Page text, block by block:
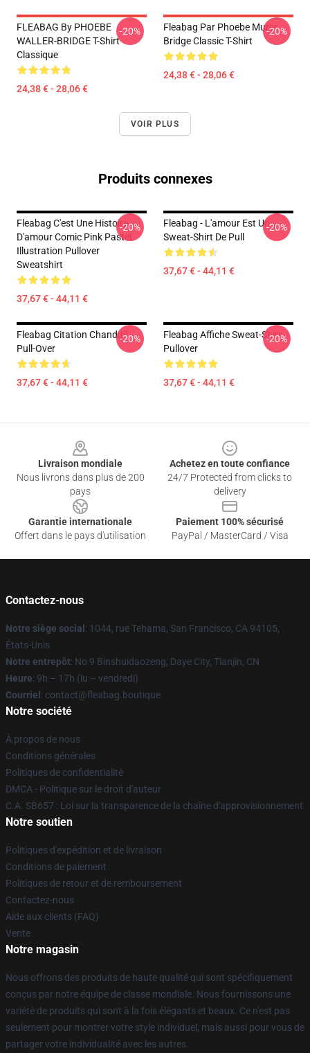
FLEABAG By PHOEBE
WALLER-BRIDGE T-Shirt
Classique
24,38 € - 28,06 €
-20%
Fleabag Par Phoebe Murer
Bridge Classic T-Shirt
24,38 € - 28,06 €
-20%
VOIR PLUS
Produits connexes
Fleabag C'est Une Histoire
D'amour Comic Pink Pastel
Illustration Pullover
Sweatshirt
37,67 € - 44,11 €
-20%
Fleabag - L'amour Est Un
Sweat-Shirt De Pull
37,67 € - 44,11 €
-20%
Fleabag Citation Chandail
Pull-Over
37,67 € - 44,11 €
-20%
Fleabag Affiche Sweat-Shirt
Pullover
37,67 € - 44,11 €
-20%
Livraison mondiale
Nous livrons dans plus de 200
pays
Achetez en toute confiance
24/7 Protected from clicks to
delivery
Garantie internationale
Offert dans le pays d'utilisation
Paiement 100% sécurisé
PayPal / MasterCard / Visa
Contactez-nous
Notre siège social : 1044, rue Tehama, San Francisco, CA 94105,
États-Unis
Notre entrepôt: No 9 Binshuidaozeng, Daye City, Tianjin, CN
Heure: 9h – 17h (lu – vendredi)
Courriel : contact@fleabag.boutique
Notre société
À propos de nous
Conditions générales
Politiques de confidentialité
DMCA - Politique sur le droit d'auteur
C.A. SB657 : Loi sur la transparence de la chaîne d'approvisionnement
Notre soutien
Politiques d'expédition et de livraison
Conditions de paiement
Politiques de retour et de remboursement
Contactez-nous
Aide aux clients (FAQ)
Vente
Notre magasin
Nous offrons des produits de haute qualité qui sont spécifiquement
conçus par notre équipe de classe mondiale. Nous fournissons une
variété de produits qui sont à la fois élégants et beaux. Ce n'est pas
seulement pour montrer votre style individuel, mais aussi pour vous de
partager votre individualité avec les autres.